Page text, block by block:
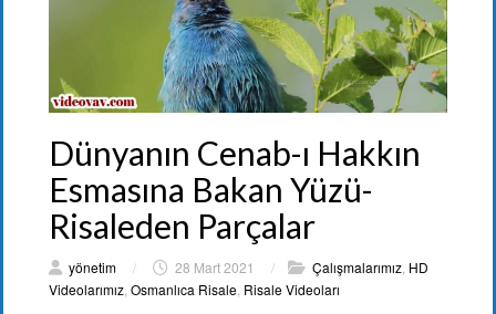
Dünyanın Cenab-ı Hakkın
Esmasına Bakan Yüzü-
Risaleden Parçalar
yönetim / 28 Mart 2021 / Çalışmalarımız HD
Videolarımız Osmanlıca Risale Risale Videoları